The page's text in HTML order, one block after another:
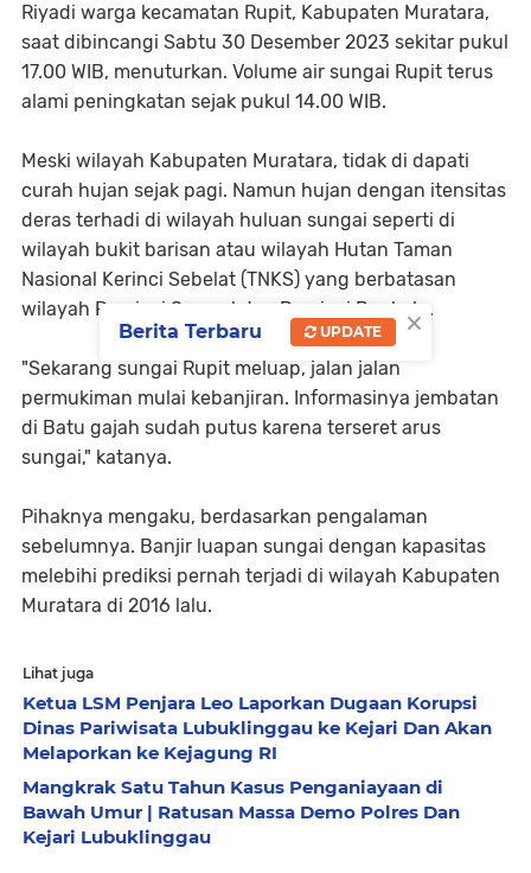
Riyadi warga kecamatan Rupit, Kabupaten Muratara,
saat dibincangi Sabtu 30 Desember 2023 sekitar pukul
17.00 WIB, menuturkan. Volume air sungai Rupit terus
alami peningkatan sejak pukul 14.00 WIB.
Meski wilayah Kabupaten Muratara, tidak di dapati
curah hujan sejak pagi. Namun hujan dengan itensitas
deras terhadi di wilayah huluan sungai seperti di
wilayah bukit barisan atau wilayah Hutan Taman
Nasional Kerinci Sebelat (TNKS) yang berbatasan
wilayah Provinsi Sumsel dan Provinsi Begkulu.
"Sekarang sungai Rupit meluap, jalan jalan
permukiman mulai kebanjiran. Informasinya jembatan
di Batu gajah sudah putus karena terseret arus
sungai," katanya.
Pihaknya mengaku, berdasarkan pengalaman
sebelumnya. Banjir luapan sungai dengan kapasitas
melebihi prediksi pernah terjadi di wilayah Kabupaten
Muratara di 2016 lalu.
Lihat juga
Ketua LSM Penjara Leo Laporkan Dugaan Korupsi
Dinas Pariwisata Lubuklinggau ke Kejari Dan Akan
Melaporkan ke Kejagung RI
Mangkrak Satu Tahun Kasus Penganiayaan di
Bawah Umur | Ratusan Massa Demo Polres Dan
Kejari Lubuklinggau
×
Berita Terbaru UPDATE